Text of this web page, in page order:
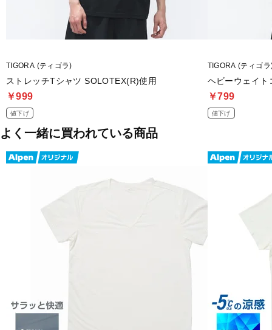
TIGORA (ティゴラ)
ストレッチTシャツ SOLOTEX(R)使用
￥999
値下げ
TIGORA (ティゴ
ヘビーウェイト
￥799
値下げ
よく一緒に買われている商品